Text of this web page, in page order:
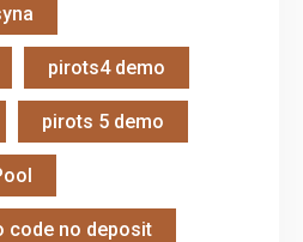
pirots4 demo
pirots 5 demo
code no deposit